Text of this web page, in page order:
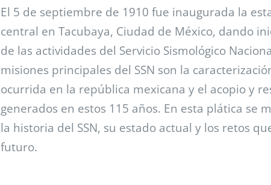
El 5 de septiembre de 1910 fue inaugurada la
central en Tacubaya, Ciudad de México, dando
de las actividades del Servicio Sismológico
misiones principales del SSN son la
ocurrida en la república mexicana y el acopio y
generados en estos 115 años. En esta plática se
la historia del SSN, su estado actual y los retos
futuro.